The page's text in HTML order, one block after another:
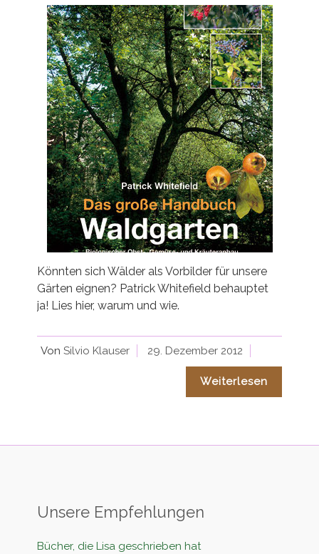
Könnten sich Wälder als Vorbilder für unsere
Gärten eignen? Patrick Whitefield behauptet
ja! Lies hier, warum und wie.
VonSilvio Klauser 29. Dezember 2012
Weiterlesen
Unsere Empfehlungen
Bücher, die Lisa geschrieben hat